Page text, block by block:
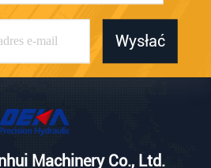
Wysłać
Machinery Co., Ltd.